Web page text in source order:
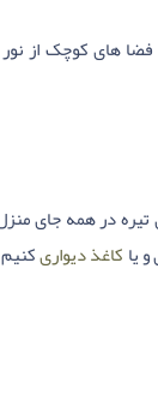
های کوچک از نور
در همه جای
یا کاغذ دیواریکنیم